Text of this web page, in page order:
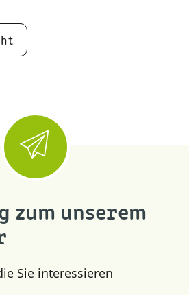
zum unserem
Sie interessieren